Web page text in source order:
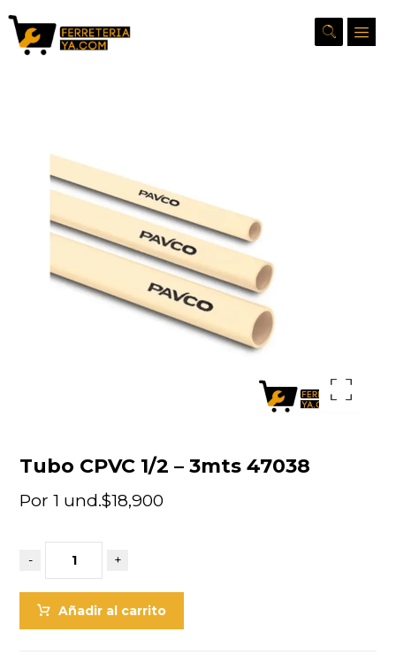
Ampliar la imagen
Tubo CPVC 1/2 – 3mts 47038
$18,900
Por 1 und.
- +
Añadir al carrito